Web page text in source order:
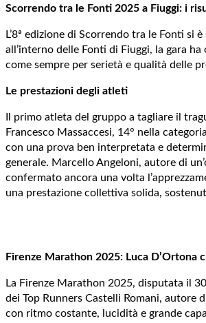
Scorrendo tra le Fonti 2025 a Fiuggi: i
L’8ª edizione di Scorrendo tra le Fonti si
all’interno delle Fonti di Fiuggi, la gara
come sempre per serietà e qualità delle
Le prestazioni degli atleti
Il primo atleta del gruppo a tagliare il
Francesco Massaccesi, 14° nella
con una prova ben interpretata e
generale. Marcello Angeloni, autore di
confermato ancora una volta
una prestazione collettiva solida,
Firenze Marathon 2025: Luca D’Ortona
La Firenze Marathon 2025, disputata il
dei Top Runners Castelli Romani, autore
con ritmo costante, lucidità e grande